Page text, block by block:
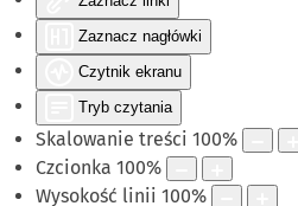
Zaznacz nagłówki
Czytnik ekranu
Tryb czytania
Skalowanie treści 100%
Czcionka 100%
Wysokość linii 100%